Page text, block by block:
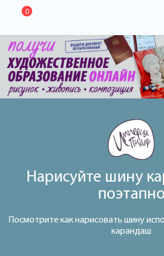
0
Нарисуйте шину
поэтапно
Посмотрите как нарисовать шину
карандаш